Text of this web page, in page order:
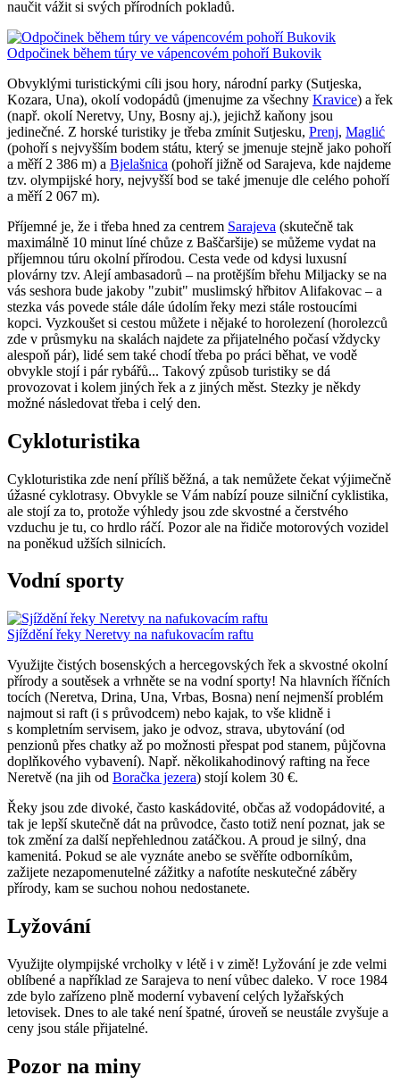
naučit vážit si svých přírodních pokladů.
Odpočinek během túry ve vápencovém pohoří Bukovik
Obvyklými turistickými cíli jsou hory, národní parky (Sutjeska,
Kozara, Una), okolí vodopádů (jmenujme za všechny Kravice) a řek
(např. okolí Neretvy, Uny, Bosny aj.), jejichž kaňony jsou
jedinečné. Z horské turistiky je třeba zmínit Sutjesku, Prenj, Maglić
(pohoří s nejvyšším bodem státu, který se jmenuje stejně jako pohoří
a měří 2 386 m) a Bjelašnica (pohoří jižně od Sarajeva, kde najdeme
tzv. olympijské hory, nejvyšší bod se také jmenuje dle celého pohoří
a měří 2 067 m).
Příjemné je, že i třeba hned za centrem Sarajeva (skutečně tak
maximálně 10 minut líné chůze z Baščaršije) se můžeme vydat na
příjemnou túru okolní přírodou. Cesta vede od kdysi luxusní
plovárny tzv. Alejí ambasadorů – na protějším břehu Miljacky se na
vás seshora bude jakoby "zubit" muslimský hřbitov Alifakovac – a
stezka vás povede stále dále údolím řeky mezi stále rostoucími
kopci. Vyzkoušet si cestou můžete i nějaké to horolezení (horolezců
zde v průsmyku na skalách najdete za přijatelného počasí vždycky
alespoň pár), lidé sem také chodí třeba po práci běhat, ve vodě
obvykle stojí i pár rybářů... Takový způsob turistiky se dá
provozovat i kolem jiných řek a z jiných měst. Stezky je někdy
možné následovat třeba i celý den.
Cykloturistika
Cykloturistika zde není příliš běžná, a tak nemůžete čekat výjimečně
úžasné cyklotrasy. Obvykle se Vám nabízí pouze silniční cyklistika,
ale stojí za to, protože výhledy jsou zde skvostné a čerstvého
vzduchu je tu, co hrdlo ráčí. Pozor ale na řidiče motorových vozidel
na poněkud užších silnicích.
Vodní sporty
Sjíždění řeky Neretvy na nafukovacím raftu
Využijte čistých bosenských a hercegovských řek a skvostné okolní
přírody a soutěsek a vrhněte se na vodní sporty! Na hlavních říčních
tocích (Neretva, Drina, Una, Vrbas, Bosna) není nejmenší problém
najmout si raft (i s průvodcem) nebo kajak, to vše klidně i
s kompletním servisem, jako je odvoz, strava, ubytování (od
penzionů přes chatky až po možnosti přespat pod stanem, půjčovna
doplňkového vybavení). Např. několikahodinový rafting na řece
Neretvě (na jih od Boračka jezera) stojí kolem 30 €.
Řeky jsou zde divoké, často kaskádovité, občas až vodopádovité, a
tak je lepší skutečně dát na průvodce, často totiž není poznat, jak se
tok změní za další nepřehlednou zatáčkou. A proud je silný, dna
kamenitá. Pokud se ale vyznáte anebo se svěříte odborníkům,
zažijete nezapomenutelné zážitky a nafotíte neskutečné záběry
přírody, kam se suchou nohou nedostanete.
Lyžování
Využijte olympijské vrcholky v létě i v zimě! Lyžování je zde velmi
oblíbené a například ze Sarajeva to není vůbec daleko. V roce 1984
zde bylo zařízeno plně moderní vybavení celých lyžařských
letovisek. Dnes to ale také není špatné, úroveň se neustále zvyšuje a
ceny jsou stále přijatelné.
Pozor na miny